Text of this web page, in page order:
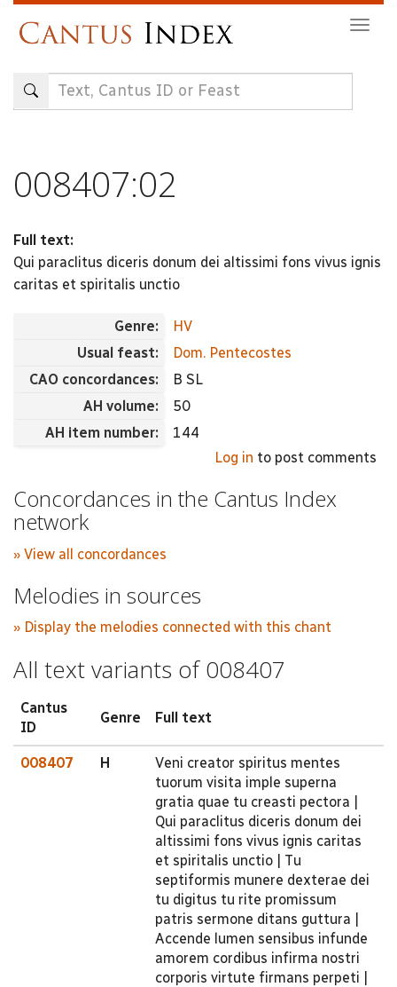
content
008407:02
Full text:
Qui paraclitus diceris donum dei altissimi fons vivus ignis
caritas et spiritalis unctio
Genre:
HV
Usual feast:
Dom. Pentecostes
CAO concordances:
B SL
AH volume:
50
AH item number:
144
Log in to post comments
Concordances in the Cantus Index
network
» View all concordances
Melodies in sources
» Display the melodies connected with this chant
All text variants of 008407
Cantus
ID
Genre Full text
008407 H
Veni creator spiritus mentes
tuorum visita imple superna
gratia quae tu creasti pectora |
Qui paraclitus diceris donum dei
altissimi fons vivus ignis caritas
et spiritalis unctio | Tu
septiformis munere dexterae dei
tu digitus tu rite promissum
patris sermone ditans guttura |
Accende lumen sensibus infunde
amorem cordibus infirma nostri
corporis virtute firmans perpeti |